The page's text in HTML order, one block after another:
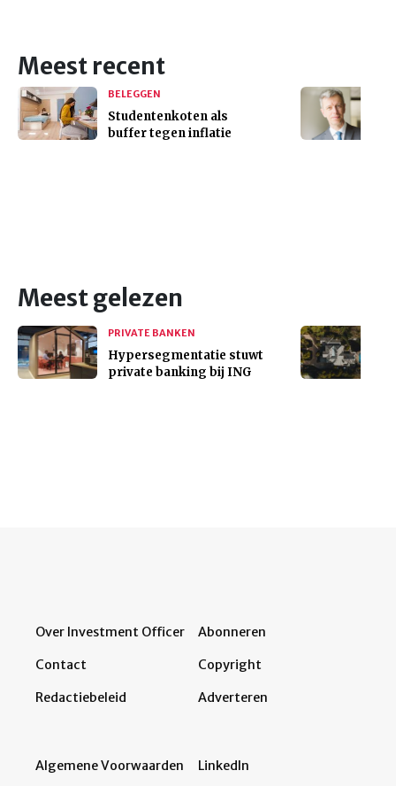
Meest recent
BELEGGEN
Studentenkoten als
buffer tegen inflatie
Meest gelezen
PRIVATE BANKEN
Hypersegmentatie stuwt
private banking bij ING
Over Investment Officer
Contact
Redactiebeleid
Abonneren
Copyright
Adverteren
Algemene Voorwaarden LinkedIn